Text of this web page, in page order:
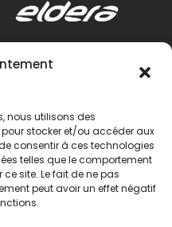
nous utilisons des
stocker et/ou accéder aux
consentir à ces technologies
telles que le comportement
site. Le fait de ne pas
peut avoir un effet négatif